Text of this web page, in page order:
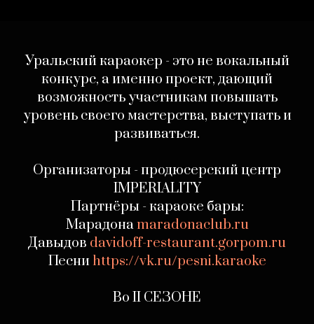
Уральский караокер - это не вокальный
конкурс, а именно проект, дающий
возможность участникам повышать
уровень своего мастерства, выступать и
развиваться.
‎Организаторы - продюсерский центр
IMPERIALITY
Партнёры - караоке бары:
Марадонаmaradonaclub.ru
Давыдов davidoff-restaurant.gorpom.ru
Песниhttps://vk.ru/pesni.karaoke
Во II СЕЗОНЕ